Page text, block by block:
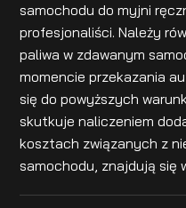
samochodu do myjni
profesjonaliści. Należy
paliwa w zdawanym
momencie przekazania
się do powyższych
skutkuje naliczeniem
kosztach związanych z
samochodu, znajdują się